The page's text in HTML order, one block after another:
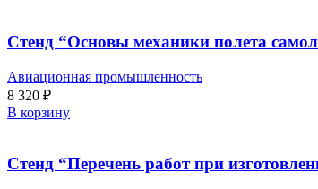
Стенд “Основы механики полета
Авиационная промышленность
8 320 ₽
В корзину
Стенд “Перечень работ при